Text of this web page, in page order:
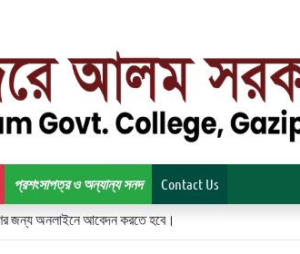
প্রশংসাপত্র ও অন্যান্য সনদ Contact Us
জন্য অনলাইনে আবেদন করতে হবে।